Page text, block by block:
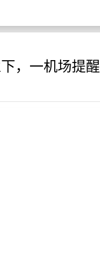
，一机场提醒